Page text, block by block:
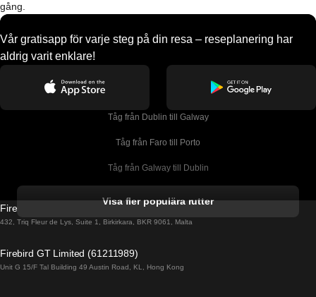
gång.
Vår gratisapp för varje steg på din resa – reseplanering har
aldrig varit enklare!
Tåg från Dublin till Galway
Tåg från Faro till Porto
Tåg från Galway till Dublin
Tåg från Porto till Faro
Tåg från Barcelona till Madrid
Visa fler populära rutter
Firebird GT Limited (OC 1451)
432, Triq Fleur de Lys, Suite 1, Birkirkara, BKR 9061, Malta
Firebird GT Limited (61211989)
Unit G 15/F Tal Building 49 Austin Road, KL, Hong Kong